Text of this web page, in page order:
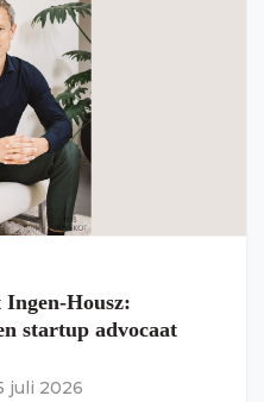
Housz:
startup advocaat
juli 2026